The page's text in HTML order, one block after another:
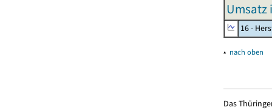
Umsatz
16 -
▴ nach oben
Das